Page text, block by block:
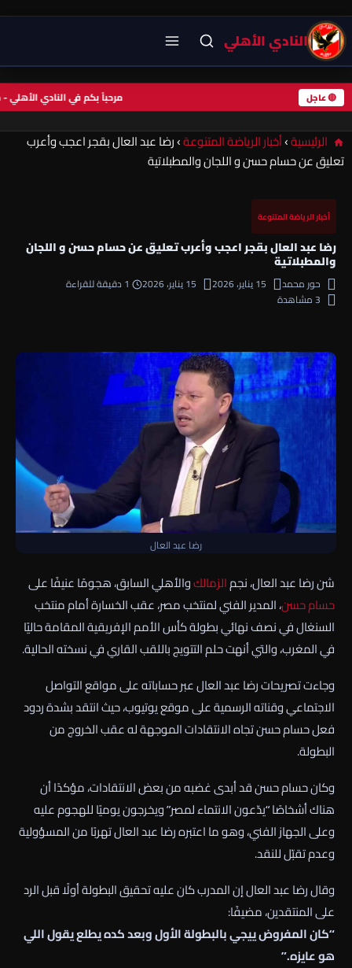
النادي الأهلي
🔴 عاجل مرحباً بكم في النادي
الرئيسية›أخبار الرياضة المتنوعة›رضا عبد العال بقجر اعجب وأعرب
تعليق عن حسام حسن و اللجان والمطبلاتية
أخبار الرياضة المتنوعة
رضا عبد العال بقجر اعجب وأعرب تعليق عن حسام حسن و اللجان
والمطبلاتية
حور محمد 15 يناير، 2026 15 يناير، 2026
1 دقيقة للقراءة
3 مشاهدة
رضا عبد العال
شن رضا عبد العال، نجمالزمالكوالأهلي السابق، هجومًا عنيفًا على
حسام حسن، المدير الفني لمنتخب مصر، عقب الخسارة أمام منتخب
السنغال في نصف نهائي بطولة كأس الأمم الإفريقية المقامة حاليًا
في المغرب، والتي أنهت حلم التتويج باللقب القاري في نسخته الحالية.
وجاءت تصريحات رضا عبد العال عبر حساباته على مواقع التواصل
الاجتماعي وقناته الرسمية على موقع يوتيوب، حيث انتقد بشدة ردود
فعل حسام حسن تجاه الانتقادات الموجهة له عقب الخروج من
البطولة.
وكان حسام حسن قد أبدى غضبه من بعض الانتقادات، مؤكدًا أن
هناك أشخاصًا “يدّعون الانتماء لمصر” ويخرجون يوميًا للهجوم عليه
وعلى الجهاز الفني، وهو ما اعتبره رضا عبد العال تهربًا من المسؤولية
وعدم تقبّل للنقد.
وقال رضا عبد العال إن المدرب كان عليه تحقيق البطولة أولًا قبل الرد
على المنتقدين، مضيفًا:
“كان المفروض ييجي بالبطولة الأول وبعد كده يطلع يقول اللي
هو عايزه.”